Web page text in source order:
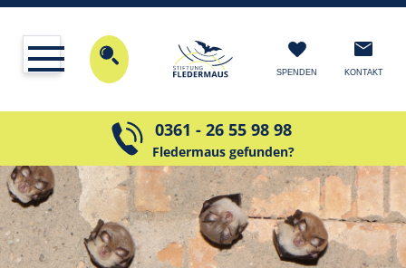
SPENDEN KONTAKT
0361 - 26 55 98 98
Fledermaus gefunden?